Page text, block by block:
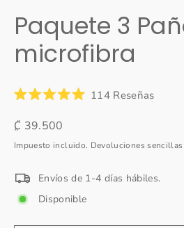
Paquete 3
microfibra
5.0
de
estrellas
114ReseñasHaz
las
Precio
habitual
₡ 39.500
Impuesto incluido. Devoluciones sencillas
Envíos de 1-4 días hábiles.
Disponible